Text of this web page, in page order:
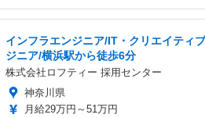
インフラエンジニア/IT・クリエイティ
ジニア/横浜駅から徒歩6分
株式会社ロフティー 採用センター
神奈川県
月給29万円～51万円